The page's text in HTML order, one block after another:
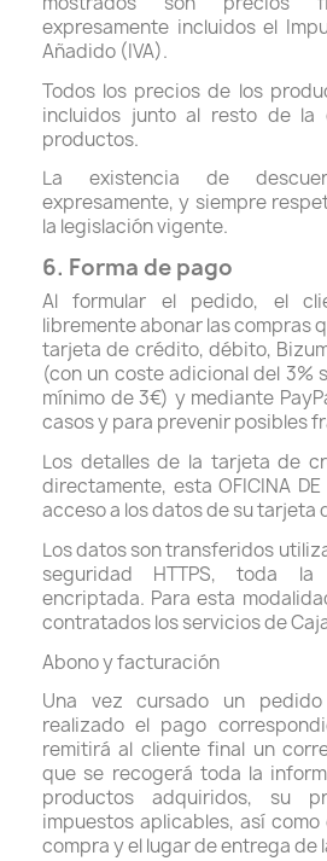
expresamente incluidos el
Añadido (IVA).
Todos los precios de los
incluidos junto al resto de la
productos.
La existencia de
expresamente, y siempre
la legislación vigente.
6. Forma de pago
Al formular el pedido, el
libremente abonar las compras
tarjeta de crédito, débito,
(con un coste adicional del 3%
mínimo de 3€) y mediante
casos y para prevenir posibles
Los detalles de la tarjeta de
directamente, esta OFICINA DE
acceso a los datos de su tarjeta
Los datos son transferidos
seguridad HTTPS, toda la
encriptada. Para esta
contratados los servicios de
Abono y facturación
Una vez cursado un
realizado el pago
remitirá al cliente final un
que se recogerá toda la
productos adquiridos, su
impuestos aplicables, así
compra y el lugar de entrega de